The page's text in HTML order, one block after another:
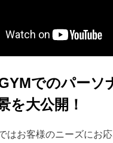
でのパーソ
を大公開！
はお客様のニーズにお